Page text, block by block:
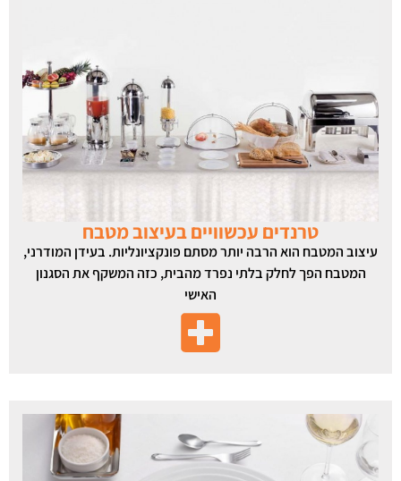
טרנדים עכשוויים בעיצוב מטבח
עיצוב המטבח הוא הרבה יותר מסתם פונקציונליות. בעידן המודרני,
המטבח הפך לחלק בלתי נפרד מהבית, כזה המשקף את הסגנון
האישי